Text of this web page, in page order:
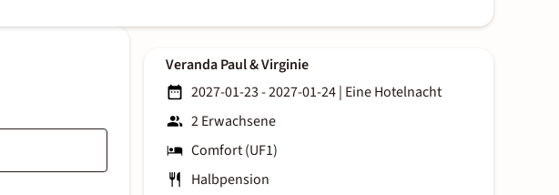
Veranda Paul & Virginie
2027-01-23 - 2027-01-24| Eine Hotelnacht
2 Erwachsene
Comfort (UF1)
Halbpension